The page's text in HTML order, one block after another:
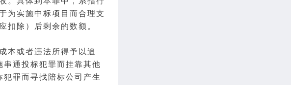
为实施中标项目而合理支
扣除）后剩余的数额。
本或者违法所得予以追
通投标犯罪而挂靠其他
罪而寻找陪标公司产生